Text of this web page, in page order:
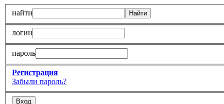
найти
логин
пароль
Регистрация
Забыли пароль?